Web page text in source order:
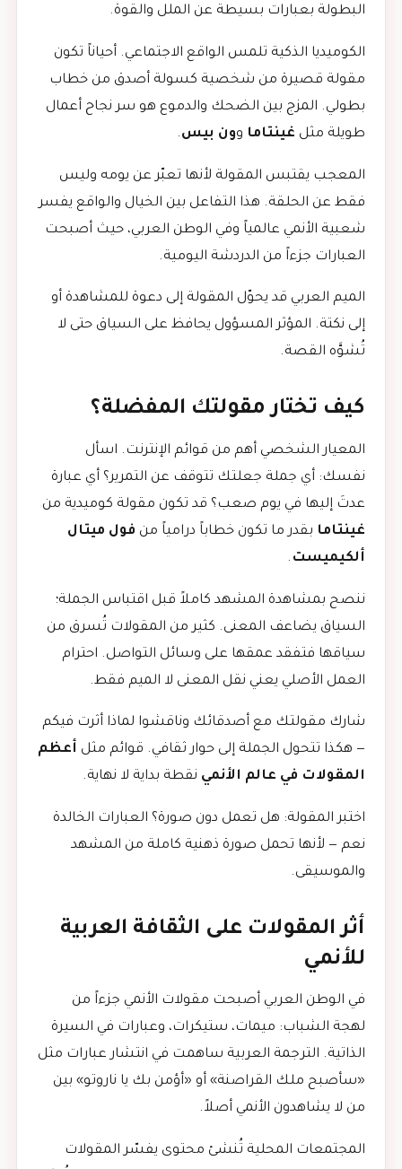
البطولة بعبارات بسيطة عن الملل والقوة.
الكوميديا الذكية تلمس الواقع الاجتماعي. أحياناً تكون
مقولة قصيرة من شخصية كسولة أصدق من خطاب
بطولي. المزج بين الضحك والدموع هو سر نجاح أعمال
طويلة مثل غينتاما وون بيس.
المعجب يقتبس المقولة لأنها تعبّر عن يومه وليس
فقط عن الحلقة. هذا التفاعل بين الخيال والواقع يفسر
شعبية الأنمي عالمياً وفي الوطن العربي، حيث أصبحت
العبارات جزءاً من الدردشة اليومية.
الميم العربي قد يحوّل المقولة إلى دعوة للمشاهدة أو
إلى نكتة. المؤثر المسؤول يحافظ على السياق حتى لا
تُشوَّه القصة.
كيف تختار مقولتك المفضلة؟
المعيار الشخصي أهم من قوائم الإنترنت. اسأل
نفسك: أي جملة جعلتك تتوقف عن التمرير؟ أي عبارة
عدتَ إليها في يوم صعب؟ قد تكون مقولة كوميدية من
غينتاما بقدر ما تكون خطاباً درامياً من فول ميتال
ألكيميست .
ننصح بمشاهدة المشهد كاملاً قبل اقتباس الجملة؛
السياق يضاعف المعنى. كثير من المقولات تُسرق من
سياقها فتفقد عمقها على وسائل التواصل. احترام
العمل الأصلي يعني نقل المعنى لا الميم فقط.
شارك مقولتك مع أصدقائك وناقشوا لماذا أثرت فيكم
— هكذا تتحول الجملة إلى حوار ثقافي. قوائم مثل أعظم
المقولات في عالم الأنمي نقطة بداية لا نهاية.
اختبر المقولة: هل تعمل دون صورة؟ العبارات الخالدة
نعم — لأنها تحمل صورة ذهنية كاملة من المشهد
والموسيقى.
أثر المقولات على الثقافة العربية
للأنمي
في الوطن العربي أصبحت مقولات الأنمي جزءاً من
لهجة الشباب: ميمات، ستيكرات، وعبارات في السيرة
الذاتية. الترجمة العربية ساهمت في انتشار عبارات مثل
«سأصبح ملك القراصنة» أو «أؤمن بك يا ناروتو» بين
من لا يشاهدون الأنمي أصلاً.
المجتمعات المحلية تُنشئ محتوى يفسّر المقولات